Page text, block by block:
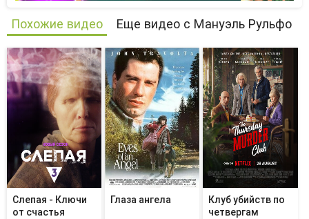
Похожие видео Еще видео с Мануэль Рульфо
Слепая - Ключи
от счастья
Глаза ангела
Клуб убийств по
четвергам